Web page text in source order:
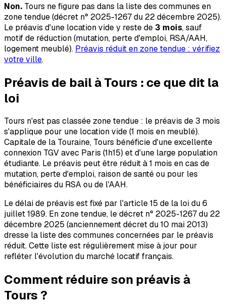
Non. Tours ne figure pas dans la liste des communes en
zone tendue (décret n° 2025-1267 du 22 décembre 2025).
Le préavis d'une location vide y reste de 3 mois, sauf
motif de réduction (mutation, perte d'emploi, RSA/AAH,
logement meublé). Préavis réduit en zone tendue : vérifiez
votre ville.
Préavis de bail àTours : ce que dit la
loi
Tours n'est pas classée zone tendue : le préavis de 3 mois
s'applique pour une location vide (1 mois en meublé).
Capitale de la Touraine, Tours bénéficie d'une excellente
connexion TGV avec Paris (1h15) et d'une large population
étudiante. Le préavis peut être réduit à 1 mois en cas de
mutation, perte d'emploi, raison de santé ou pour les
bénéficiaires du RSA ou de l'AAH.
Le délai de préavis est fixé par l'article 15 de la loi du 6
juillet 1989. En zone tendue, le décret n° 2025-1267 du 22
décembre 2025 (anciennement décret du 10 mai 2013)
dresse la liste des communes concernées par le préavis
réduit. Cette liste est régulièrement mise à jour pour
refléter l'évolution du marché locatif français.
Comment réduire son préavis à
Tours?